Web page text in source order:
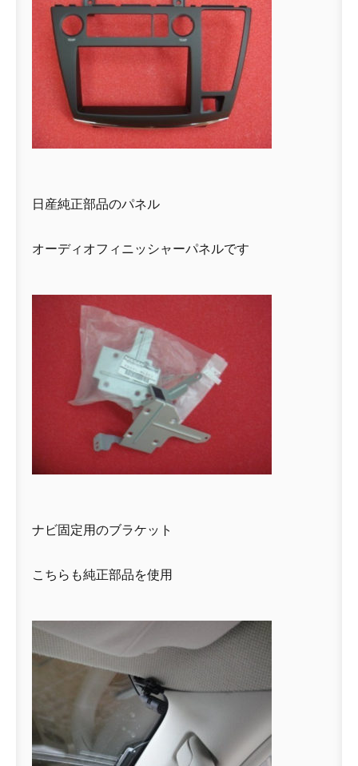
日産純正部品のパネル
オーディオフィニッシャーパネルです
ナビ固定用のブラケット
こちらも純正部品を使用